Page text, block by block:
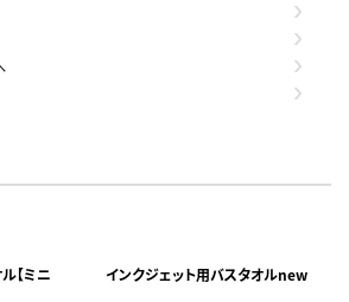
【ミニ
インクジェット用バスタオルnew